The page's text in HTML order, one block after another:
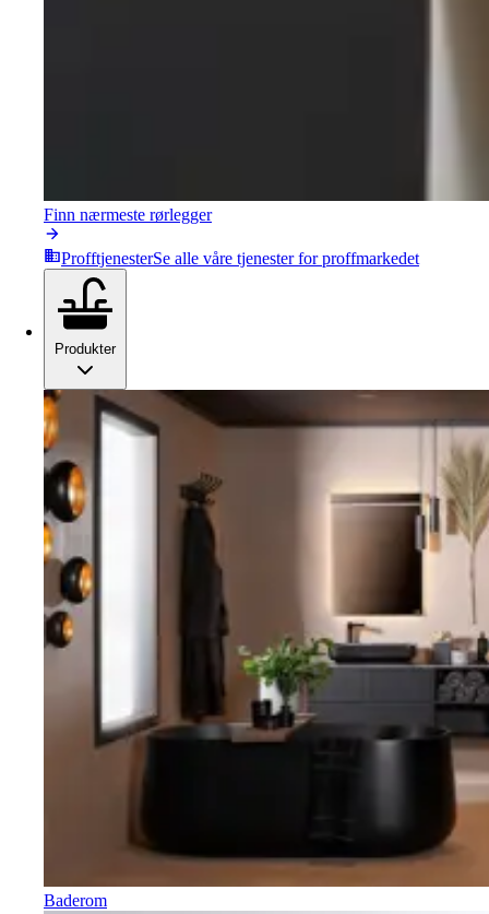
Finn nærmeste rørlegger
ProfftjenesterSe alle våre tjenester for proffmarkedet
Produkter
Baderom